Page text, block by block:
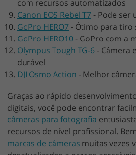
com recursos automatizados
Canon EOS Rebel T7- Pode ser
GoPro HERO7- Ótimo para tiro
GoPro HERO10- GoPro com a
Olympus Tough TG-6- Câmera
durável
DJI Osmo Action - Melhor
Graças ao rápido
digitais, você pode encontrar
câmeras para fotografia
recursos de nível profissional.
marcas de câmeras muitas vezes